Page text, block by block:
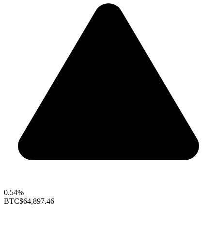
0.54%
BTC$64,897.46